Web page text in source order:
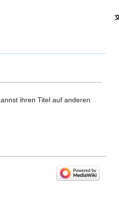
ihren Titel auf anderen